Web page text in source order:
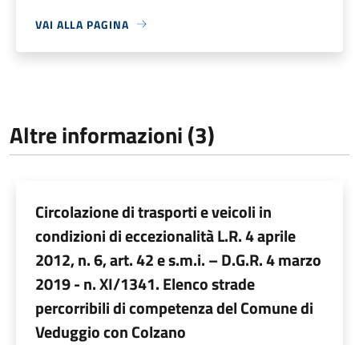
VAI ALLA PAGINA
Altre informazioni (3)
Circolazione di trasporti e veicoli in
condizioni di eccezionalità L.R. 4 aprile
2012, n. 6, art. 42 e s.m.i. – D.G.R. 4 marzo
2019 - n. XI/1341. Elenco strade
percorribili di competenza del Comune di
Veduggio con Colzano